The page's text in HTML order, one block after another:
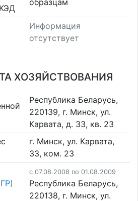
образцам
Информация
отсутствует
ХОЗЯЙСТВОВАНИЯ
Республика Беларусь,
220139, г. Минск, ул.
Карвата, д. 33, кв. 23
г. Минск, ул. Карвата,
33, ком. 23
c 07.08.2008 по 01.08.2009
Республика Беларусь,
220138, г. Минск, ул.